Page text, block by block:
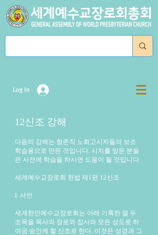
Log In
12신조 강해
다음의 강해는 항존직 노회고시자들의 보조
학습용으로 만든 것입니다. 시치를 앞둔 분들
은 사전에 학습을 하시면 도움이 될 것입니다.
세계예수교장로회 헌법 제1편 12신조
I. 서언
세계한인예수교장로회는 아래 기록한 열 두
조목을 목사와 장로와 집사와 모든 성도로 하
여금 승인케 할 신조로 한다. 이것은 성경과 그